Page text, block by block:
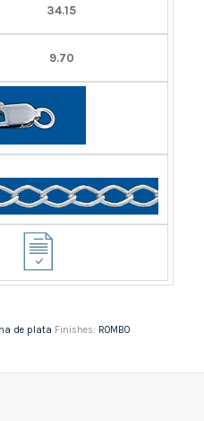
34.15
9.70
de plata Finishes: ROMBO